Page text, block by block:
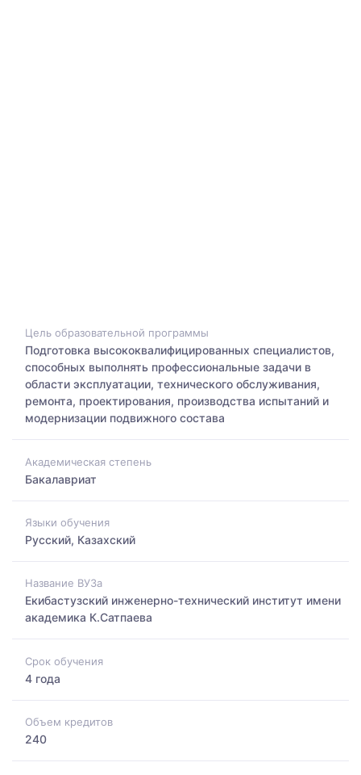
Цель образовательной программы
Подготовка высококвалифицированных специалистов,
способных выполнять профессиональные задачи в
области эксплуатации, технического обслуживания,
ремонта, проектирования, производства испытаний и
модернизации подвижного состава
Академическая степень
Бакалавриат
Языки обучения
Русский, Казахский
Название ВУЗа
Екибастузский инженерно-технический институт имени
академика К.Сатпаева
Срок обучения
4 года
Объем кредитов
240